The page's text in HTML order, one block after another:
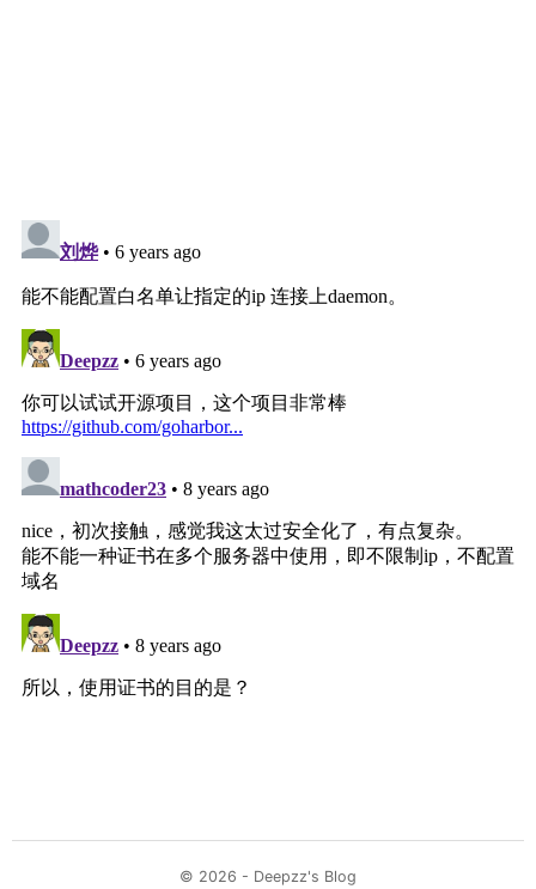
© 2026 - Deepzz's Blog